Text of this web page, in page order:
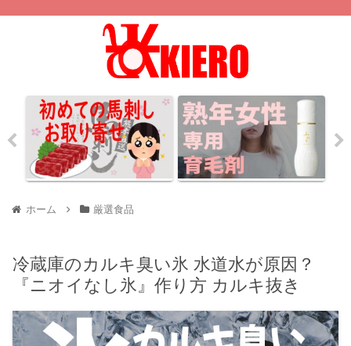
ホーム 厳選食品
冷蔵庫のカルキ臭い氷 水道水が原因？
『ニオイなし氷』作り方 カルキ抜き